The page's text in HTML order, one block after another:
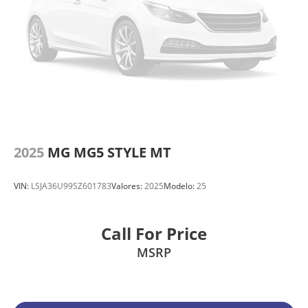
2025 MG MG5 STYLE MT
VIN: LSJA36U99SZ601783Valores:2025Modelo:25
Call For Price
MSRP